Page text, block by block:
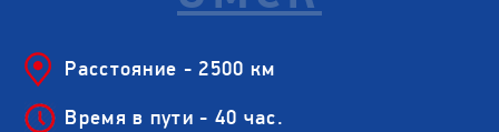
Расстояние - 2500 км
Время в пути - 40 час.